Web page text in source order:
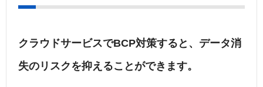
クラウドサービスでBCP対策すると、データ消
失のリスクを抑えることができます。